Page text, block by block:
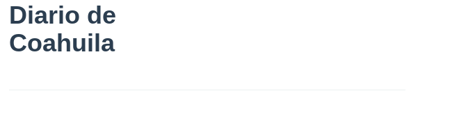
Diario de
Coahuila